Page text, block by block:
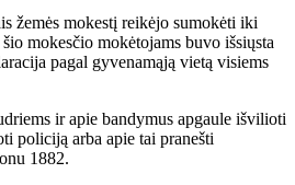
žemės mokestį reikėjo sumokėti iki
mokesčio mokėtojams buvo išsiųsta
pagal gyvenamąją vietą visiems
ir apie bandymus apgaule išvilioti
policiją arba apie tai pranešti
1882.